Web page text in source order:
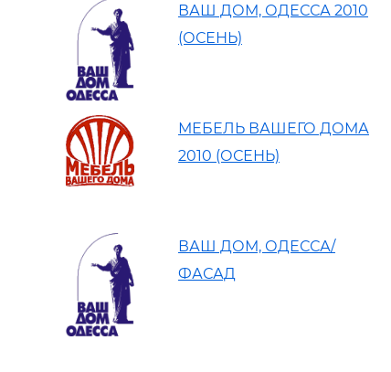
ВАШ ДОМ, ОДЕССА 2010
(ОСЕНЬ)
МЕБЕЛЬ ВАШЕГО ДОМА
2010 (ОСЕНЬ)
ВАШ ДОМ, ОДЕССА/
ФАСАД